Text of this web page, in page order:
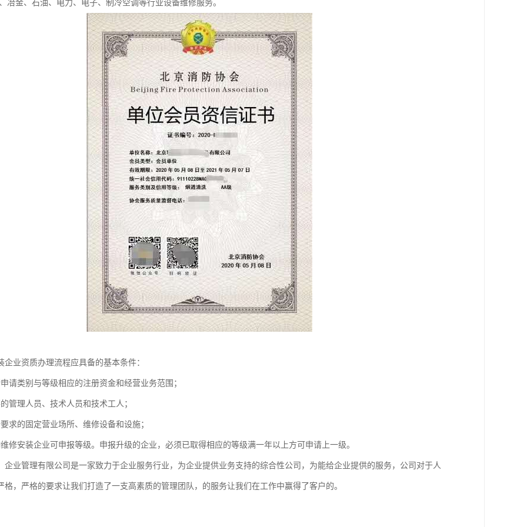
冶金、石油、电力、电子、制冷空调等行业设备维修服务。
企业资质办理流程应具备的基本条件：
请类别与等级相应的注册资金和经营业务范围；
管理人员、技术人员和技术工人；
求的固定营业场所、维修设备和设施；
修安装企业可申报等级。申报升级的企业，必须已取得相应的等级满一年以上方可申请上一级。
企业管理有限公司是一家致力于企业服务行业，为企业提供业务支持的综合性公司，为能给企业提供的服务，公司对于人
格，严格的要求让我们打造了一支高素质的管理团队，的服务让我们在工作中赢得了客户的。